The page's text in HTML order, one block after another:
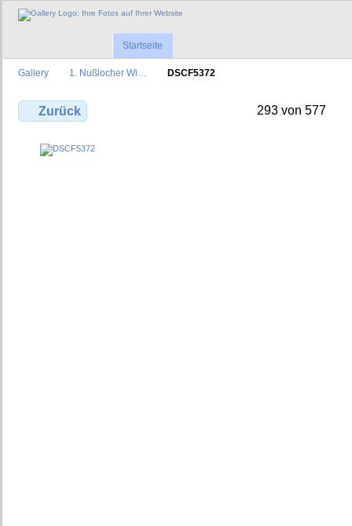
Startseite
Gallery 1. Nußlocher Wi… DSCF5372
Zurück 293 von 577